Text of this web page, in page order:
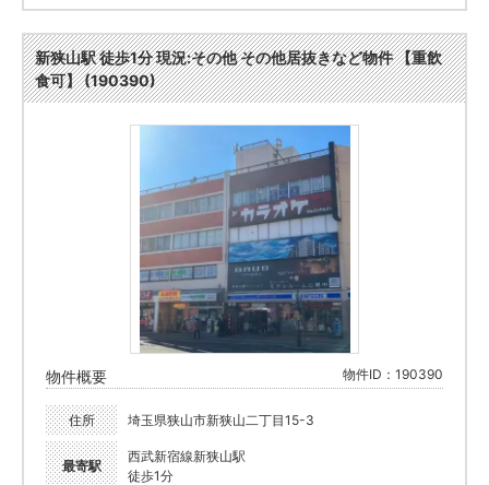
新狭山駅 徒歩1分 現況:その他 その他居抜きなど物件 【重飲
食可】 (190390)
物件概要 物件ID：190390
住所 埼玉県狭山市新狭山二丁目15-3
最寄駅
西武新宿線新狭山駅
徒歩1分